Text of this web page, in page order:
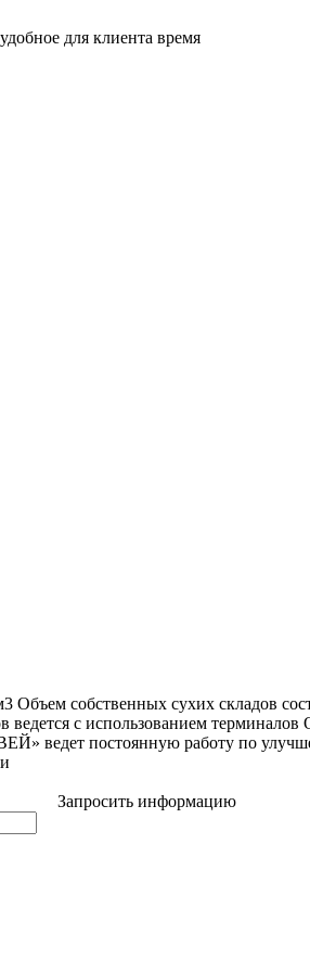
для клиента время
Объем собственных сухих складов
с использованием
ведет постоянную работу по
Запросить информацию